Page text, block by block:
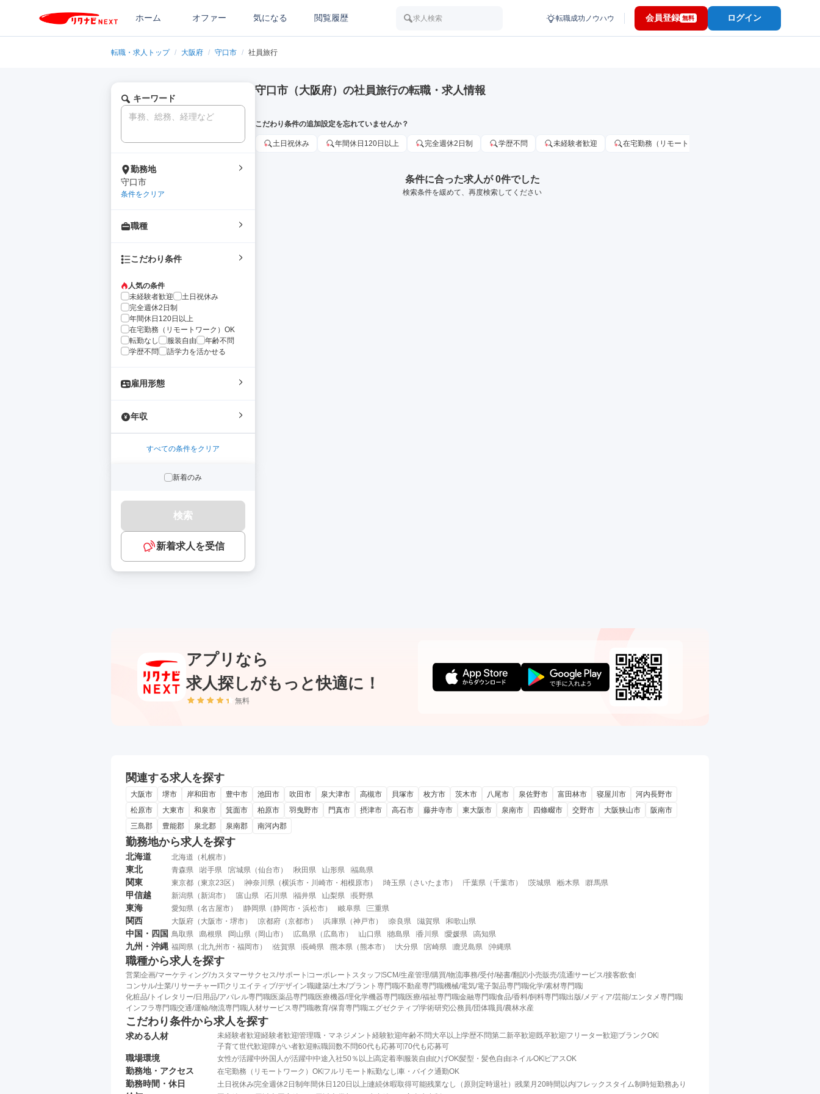
ホーム オファー 気になる 閲覧履歴 求人検索 転職成功ノウハウ 会員登録 無料 ログイン
転職・求人トップ / 大阪府 / 守口市 / 社員旅行
キーワード
勤務地
守口市
条件をクリア
職種
こだわり条件
人気の条件
未経験者歓迎
土日祝休み
完全週休2日制
年間休日120日以上
在宅勤務（リモートワーク）OK
転勤なし
服装自由
年齢不問
学歴不問
語学力を活かせる
雇用形態
年収
すべての条件をクリア
新着のみ
検索
新着求人を受信
守口市（大阪府）の社員旅行の転職・求人情報
こだわり条件の追加設定を忘れていませんか？
土日祝休み 年間休日120日以上 完全週休2日制 学歴不問 未経験者歓迎 在宅勤務（リモートワーク）OK
条件に合った求人が 0件でした
検索条件を緩めて、再度検索してください
アプリなら
求人探しがもっと快適に！
無料
関連する求人を探す
大阪市 堺市 岸和田市 豊中市 池田市 吹田市 泉大津市 高槻市 貝塚市 枚方市 茨木市 八尾市 泉佐野市 富田林市 寝屋川市
河内長野市
松原市
大東市 和泉市 箕面市 柏原市 羽曳野市 門真市 摂津市 高石市 藤井寺市 東大阪市 泉南市 四條畷市 交野市 大阪狭山市
阪南市
三島郡
豊能郡 泉北郡 泉南郡 南河内郡
勤務地から求人を探す
北海道 北海道 （札幌市）
東北 青森県 岩手県 宮城県 （仙台市） 秋田県 山形県 福島県
関東 東京都 （東京23区 ） 神奈川県 （横浜市 ・ 川崎市 ・ 相模原市） 埼玉県 （ さいたま市） 千葉県 （千葉市） 茨城県 栃木県 群馬県
甲信越 新潟県 （ 新潟市） 富山県 石川県 福井県 山梨県 長野県
東海 愛知県 （名古屋市） 静岡県 （静岡市 ・ 浜松市） 岐阜県 三重県
関西 大阪府 （ 大阪市 ・ 堺市） 京都府 （京都市） 兵庫県 （神戸市） 奈良県 滋賀県 和歌山県
中国・四国 鳥取県 島根県 岡山県 （ 岡山市） 広島県 （ 広島市） 山口県 徳島県 香川県 愛媛県 高知県
九州・沖縄 福岡県 （北九州市 ・ 福岡市） 佐賀県 長崎県 熊本県 （熊本市） 大分県 宮崎県 鹿児島県 沖縄県
職種から求人を探す
営業企画/マーケティング/カスタマーサクセス/サポート コーポレートスタッフSCM/生産管理/購買/物流事務/受付/秘書/翻訳小売販売/流通サービス/接客飲食
コンサル/士業/リサーチャー ITクリエイティブ/デザイン職建築/土木/プラント専門職不動産専門職機械/電気/電子製品専門職化学/素材専門職
化粧品/トイレタリー/日用品/アパレル専門職 医薬品専門職 医療機器/理化学機器専門職 医療/福祉専門職金融専門職食品/香料/飼料専門職出版/メディア/芸能/エンタメ専門職
インフラ専門職交通/運輸/物流専門職 人材サービス専門職教育/保育専門職エグゼクティブ学術研究公務員/団体職員/農林水産
こだわり条件から求人を探す
求める人材 未経験者歓迎経験者歓迎管理職・マネジメント経験歓迎年齢不問 大卒以上学歴不問第二新卒歓迎 既卒歓迎 フリーター歓迎 ブランクOK
子育て世代歓迎 障がい者歓迎転職回数不問60代も応募可70代も応募可
職場環境 女性が活躍中外国人が活躍中中途入社50％以上高定着率服装自由ひげOK髪型・髪色自由 ネイルOK ピアスOK
勤務地・アクセス 在宅勤務（リモートワーク）OK フルリモート 転勤なし 車・バイク通勤OK
勤務時間・休日 土日祝休み完全週休2日制年間休日120日以上連続休暇取得可能残業なし（原則定時退社） 残業月20時間以内 フレックスタイム制時短勤務あり